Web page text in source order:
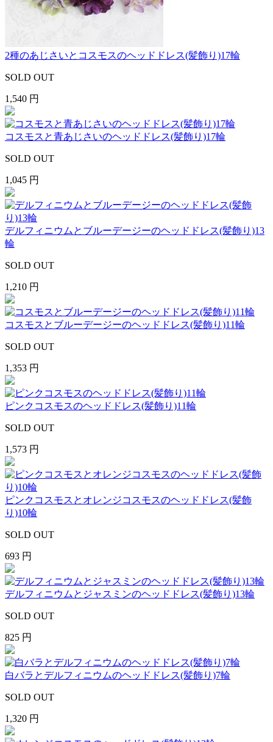
2種のあじさいとコスモスのヘッドドレス(髪飾り)17輪
SOLD OUT
1,540 円
コスモスと青あじさいのヘッドドレス(髪飾り)17輪
SOLD OUT
1,045 円
デルフィニウムとブルーデージーのヘッドドレス(髪飾り)13
輪
SOLD OUT
1,210 円
コスモスとブルーデージーのヘッドドレス(髪飾り)11輪
SOLD OUT
1,353 円
ピンクコスモスのヘッドドレス(髪飾り)11輪
SOLD OUT
1,573 円
ピンクコスモスとオレンジコスモスのヘッドドレス(髪飾
り)10輪
SOLD OUT
693 円
デルフィニウムとジャスミンのヘッドドレス(髪飾り)13輪
SOLD OUT
825 円
白バラとデルフィニウムのヘッドドレス(髪飾り)7輪
SOLD OUT
1,320 円